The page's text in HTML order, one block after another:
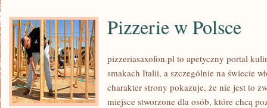
Pizzerie w Polsce
pizzeriasaxofon.pl to apetyczny portal
smakach Italii, a szczególnie na świecie
charakter strony pokazuje, że nie jest to
miejsce stworzone dla osób, które chcą